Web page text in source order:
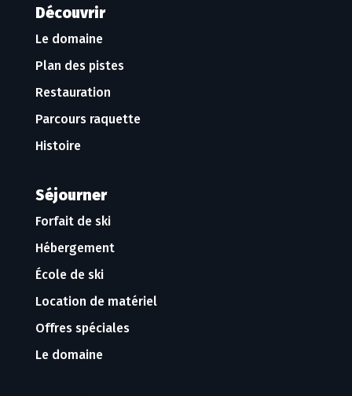
Découvrir
Le domaine
Plan des pistes
Restauration
Parcours raquette
Histoire
Séjourner
Forfait de ski
Hébergement
École de ski
Location de matériel
Offres spéciales
Le domaine